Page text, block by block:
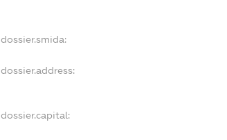
dossier.smida:
dossier.address:
dossier.capital: